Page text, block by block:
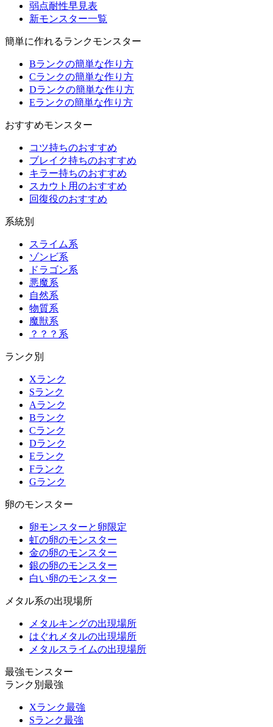
弱点耐性早見表
新モンスター一覧
簡単に作れるランクモンスター
Bランクの簡単な作り方
Cランクの簡単な作り方
Dランクの簡単な作り方
Eランクの簡単な作り方
おすすめモンスター
コツ持ちのおすすめ
ブレイク持ちのおすすめ
キラー持ちのおすすめ
スカウト用のおすすめ
回復役のおすすめ
系統別
スライム系
ゾンビ系
ドラゴン系
悪魔系
自然系
物質系
魔獣系
？？？系
ランク別
Xランク
Sランク
Aランク
Bランク
Cランク
Dランク
Eランク
Fランク
Gランク
卵のモンスター
卵モンスターと卵限定
虹の卵のモンスター
金の卵のモンスター
銀の卵のモンスター
白い卵のモンスター
メタル系の出現場所
メタルキングの出現場所
はぐれメタルの出現場所
メタルスライムの出現場所
最強モンスター
ランク別最強
Xランク最強
Sランク最強